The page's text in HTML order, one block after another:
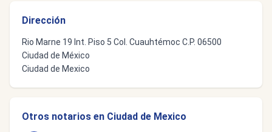
Dirección
Rio Marne 19 Int. Piso 5 Col. Cuauhtémoc C.P. 06500
Ciudad de México
Ciudad de Mexico
Otros notarios en Ciudad de Mexico